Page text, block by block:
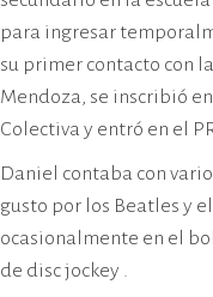
para ingresar
su primer contacto con
Mendoza, se inscribió
Colectiva y entró en el
Daniel contaba con
gusto por los Beatles y
ocasionalmente en el
de disc jockey .